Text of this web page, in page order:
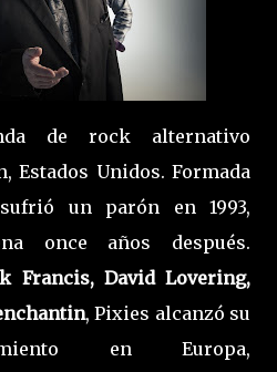
de rock alternativo
Estados Unidos. Formada
un parón en 1993,
once años después.
Francis, David Lovering,
, Pixies alcanzó su
en Europa,